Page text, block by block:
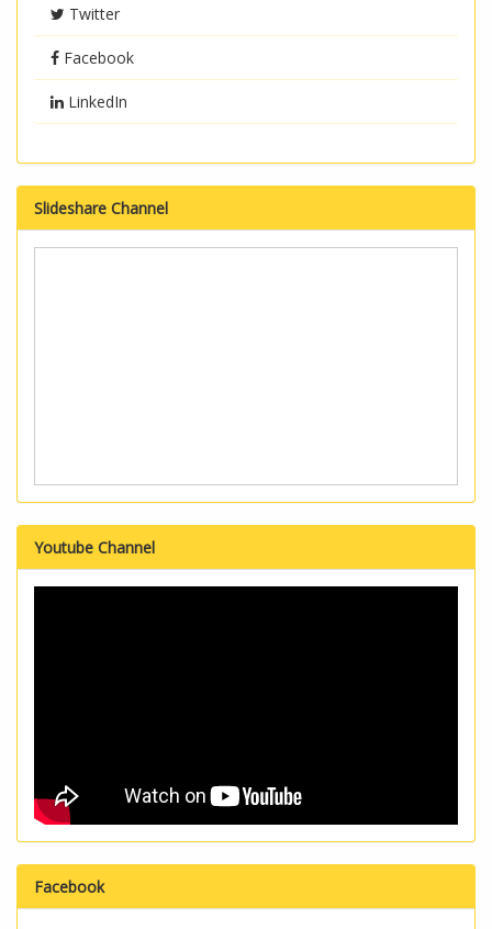
Twitter
Facebook
LinkedIn
Slideshare Channel
Youtube Channel
Facebook